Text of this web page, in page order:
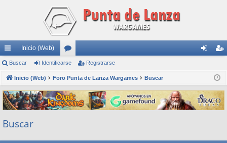
nl
ac
es
rá
pi
do
Inicio (Web)
or
os
fic
ar
ist
ra
rs
Buscar Identificarse Registrarse
Inicio (Web) Foro Punta de Lanza Wargames Buscar
Buscar